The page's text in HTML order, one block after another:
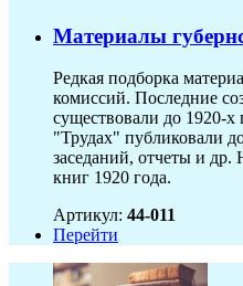
Материалы
Редкая подборка
комиссий. Последние
существовали до 1920-х
"Трудах" публиковали
заседаний, отчеты и
книг 1920 года.
Артикул: 44-011
Перейти